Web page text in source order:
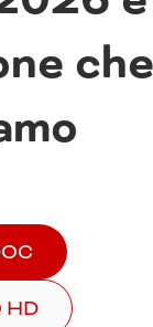
che
HD